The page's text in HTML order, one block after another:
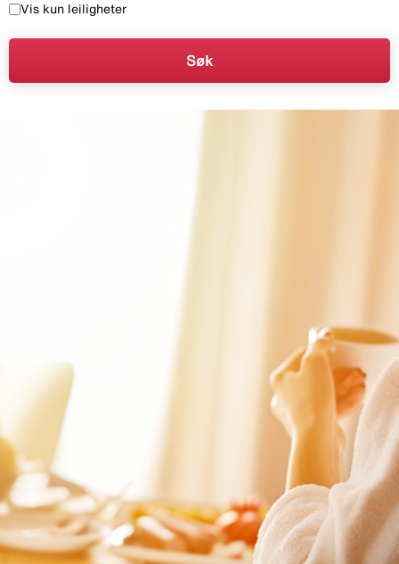
Vis kun leiligheter
Søk